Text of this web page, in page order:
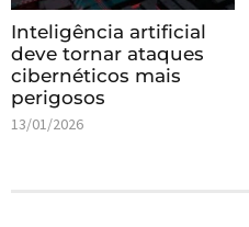
Inteligência artificial
deve tornar ataques
cibernéticos mais
perigosos
13/01/2026